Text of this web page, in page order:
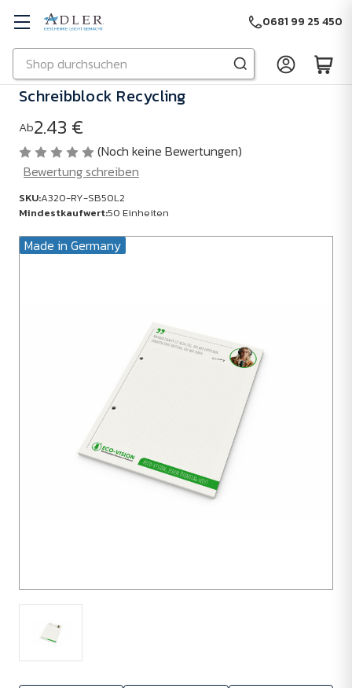
Zu Hauptinhalt springen
Suchen
0681 99 25 450
Made in Germany
Schreibblock Recycling
Ab2.43 €
(Noch keine Bewertungen)
Bewertung schreiben
SKU:A320-RY-SB50L2
Mindestkaufwert:50 Einheiten
SKU: